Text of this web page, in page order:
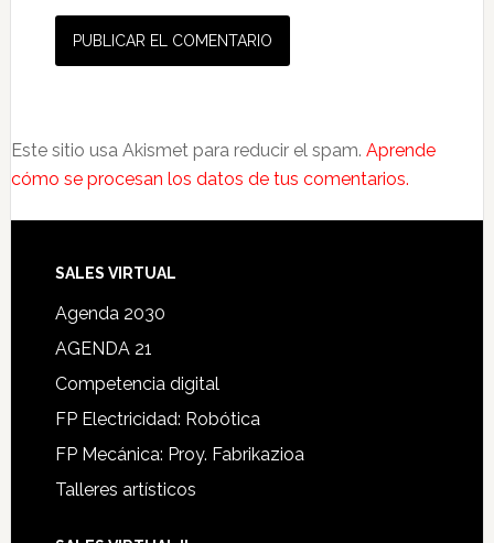
Este sitio usa Akismet para reducir el spam. Aprende
cómo se procesan los datos de tus comentarios.
SALES VIRTUAL
Agenda 2030
AGENDA 21
Competencia digital
FP Electricidad: Robótica
FP Mecánica: Proy. Fabrikazioa
Talleres artísticos